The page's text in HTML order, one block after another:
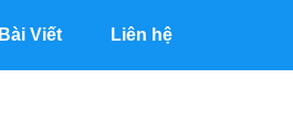
Bài Viết Liên hệ